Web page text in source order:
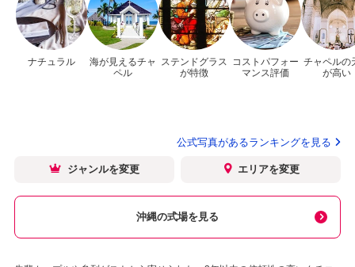
ナチュラル
海が見えるチャ
ペル
ステンドグラス
が特徴
コストパフォー
マンス評価
チャペルの
が高い
公式写真があるランキングを見る
ジャンルを変更 エリアを変更
沖縄の式場を見る